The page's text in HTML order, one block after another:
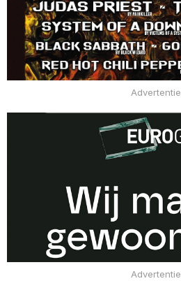
Advertentie
Advertentie